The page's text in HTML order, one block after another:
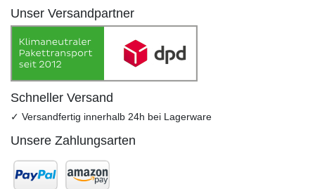
Unser Versandpartner
Schneller Versand
✓ Versandfertig innerhalb 24h bei Lagerware
Unsere Zahlungsarten